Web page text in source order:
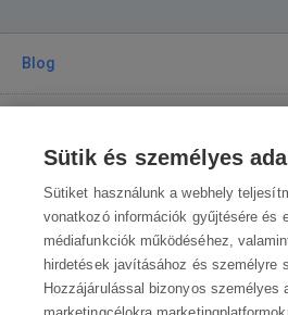
Blog
A vásárlásról
Kapcsolat
Sütik és személyes
Sütiket használunk a webhely
vonatkozó információk gyűjtésére és
médiafunkciók működéséhez,
hirdetések javításához és személyre
Hozzájárulással bizonyos személyes